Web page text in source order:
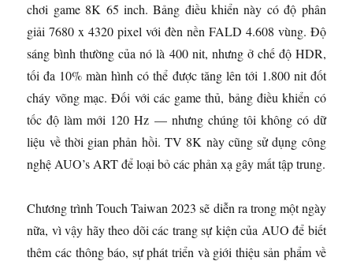
chơi game 8K 65 inch. Bảng điều khiển này có độ phân
giải 7680 x 4320 pixel với đèn nền FALD 4.608 vùng. Độ
sáng bình thường của nó là 400 nit, nhưng ở chế độ HDR,
tối đa 10% màn hình có thể được tăng lên tới 1.800 nit đốt
cháy võng mạc. Đối với các game thủ, bảng điều khiển có
tốc độ làm mới 120 Hz — nhưng chúng tôi không có dữ
liệu về thời gian phản hồi. TV 8K này cũng sử dụng công
nghệ AUO’s ART để loại bỏ các phản xạ gây mất tập trung.
Chương trình Touch Taiwan 2023 sẽ diễn ra trong một ngày
nữa, vì vậy hãy theo dõi các trang sự kiện của AUO để biết
thêm các thông báo, sự phát triển và giới thiệu sản phẩm về